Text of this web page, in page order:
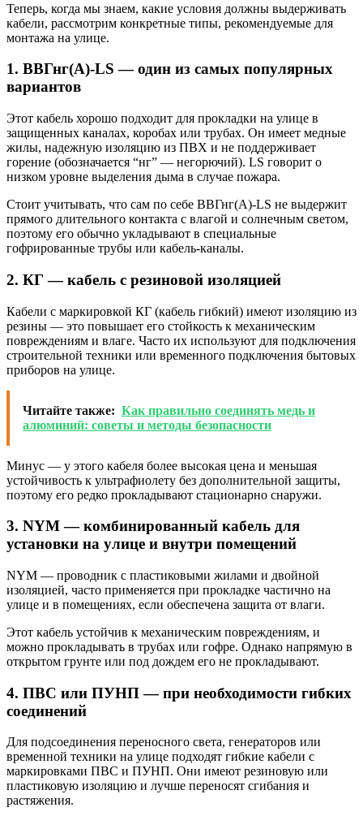
Теперь, когда мы знаем, какие условия должны выдерживать
кабели, рассмотрим конкретные типы, рекомендуемые для
монтажа на улице.
1. ВВГнг(А)-LS — один из самых популярных
вариантов
Этот кабель хорошо подходит для прокладки на улице в
защищенных каналах, коробах или трубах. Он имеет медные
жилы, надежную изоляцию из ПВХ и не поддерживает
горение (обозначается “нг” — негорючий). LS говорит о
низком уровне выделения дыма в случае пожара.
Стоит учитывать, что сам по себе ВВГнг(А)-LS не выдержит
прямого длительного контакта с влагой и солнечным светом,
поэтому его обычно укладывают в специальные
гофрированные трубы или кабель-каналы.
2. КГ — кабель с резиновой изоляцией
Кабели с маркировкой КГ (кабель гибкий) имеют изоляцию из
резины — это повышает его стойкость к механическим
повреждениям и влаге. Часто их используют для подключения
строительной техники или временного подключения бытовых
приборов на улице.
Читайте также: Как правильно соединять медь и
алюминий: советы и методы безопасности
Минус — у этого кабеля более высокая цена и меньшая
устойчивость к ультрафиолету без дополнительной защиты,
поэтому его редко прокладывают стационарно снаружи.
3. NYM — комбинированный кабель для
установки на улице и внутри помещений
NYM — проводник с пластиковыми жилами и двойной
изоляцией, часто применяется при прокладке частично на
улице и в помещениях, если обеспечена защита от влаги.
Этот кабель устойчив к механическим повреждениям, и
можно прокладывать в трубах или гофре. Однако напрямую в
открытом грунте или под дождем его не прокладывают.
4. ПВС или ПУНП — при необходимости гибких
соединений
Для подсоединения переносного света, генераторов или
временной техники на улице подходят гибкие кабели с
маркировками ПВС и ПУНП. Они имеют резиновую или
пластиковую изоляцию и лучше переносят сгибания и
растяжения.